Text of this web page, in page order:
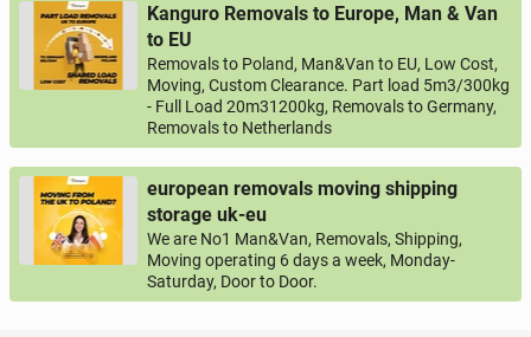
Kanguro Removals to Europe, Man & Van
to EU
Removals to Poland, Man&Van to EU, Low Cost,
Moving, Custom Clearance. Part load 5m3/300kg
- Full Load 20m31200kg, Removals to Germany,
Removals to Netherlands
european removals moving shipping
storage uk-eu
We are No1 Man&Van, Removals, Shipping,
Moving operating 6 days a week, Monday-
Saturday, Door to Door.